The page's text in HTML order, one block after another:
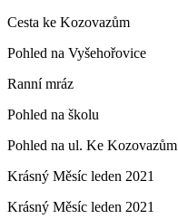
Cesta ke Kozovazům
Pohled na Vyšehořovice
Ranní mráz
Pohled na školu
Pohled na ul. Ke Kozovazům
Krásný Měsíc leden 2021
Krásný Měsíc leden 2021